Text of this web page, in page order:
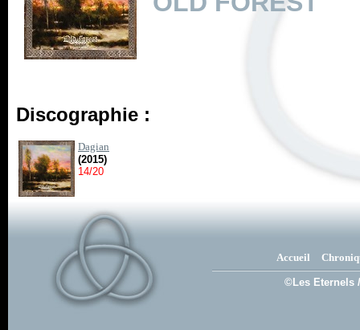
Discographie :
Dagian
(2015)
14/20
Accueil
©Les Eternels